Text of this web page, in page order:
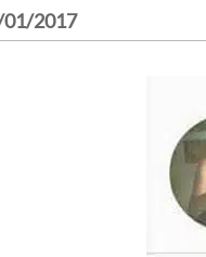
2017